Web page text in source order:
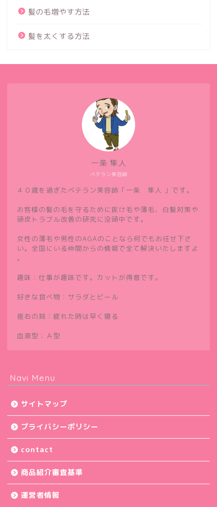
髪の毛増やす方法
髪を太くする方法
ベテラン美容師
一条 隼人
４０歳を過ぎたベテラン美容師「一条 隼人 」です。
お客様の髪の毛を守るために抜け毛や薄毛、白髪対策や
頭皮トラブル改善の研究に没頭中です。
女性の薄毛や男性のAGAのことなら何でもお任せ下さ
い。全国にいる仲間からの情報で全て解決いたしますよ
。
趣味：仕事が趣味です。カットが得意です。
好きな食べ物：サラダとビール
座右の銘：疲れた時は早く寝る
血液型：Ａ型
Navi Menu
サイトマップ
プライバシーポリシー
contact
商品紹介審査基準
運営者情報